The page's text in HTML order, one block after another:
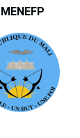
MENEFP